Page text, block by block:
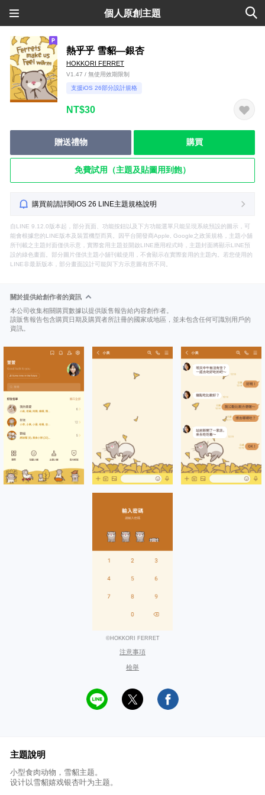
個人原創主題
熱乎乎 雪貂—銀杏
HOKKORI FERRET
V1.47 / 無使用效期限制
支援iOS 26部分設計規格
NT$30
贈送禮物 購買
免費試用（主題及貼圖用到飽）
購買前請詳閱iOS 26 LINE主題規格說明
自LINE 9.12.0版本起，部分頁面、功能按鈕以及下方功能選單只能呈現系統預設的圖示，可
能會根據您的LINE版本及裝置機型而異。因平台開發商Apple, Google之政策規格，主題小舖
所刊載之主題封面僅供示意，實際套用主題並開啟LINE應用程式時，主題封面將顯示LINE預
設的綠色畫面。部分圖片僅供主題小舖刊載使用，不會顯示在實際套用的主題內。若您使用的
LINE非最新版本，部分畫面設計可能與下方示意圖有所不同。
關於提供給創作者的資訊
本公司收集相關購買數據以提供販售報告給內容創作者。
該販售報告包含購買日期及購買者所註冊的國家或地區，並未包含任何可識別用戶的
資訊。
©HOKKORI FERRET
注意事項
檢舉
主題說明
小型食肉动物，雪貂主题。
设计以雪貂嬉戏银杏叶为主题。